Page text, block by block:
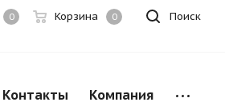
Поиск
0 Корзина 0
Контакты Компания